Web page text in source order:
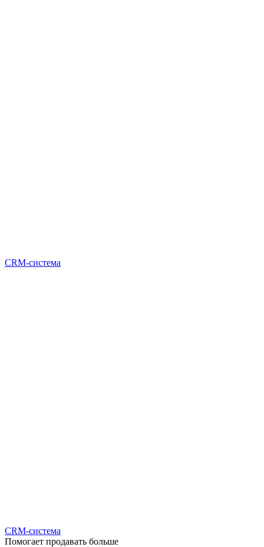
CRM-система
CRM-система
Помогает продавать больше